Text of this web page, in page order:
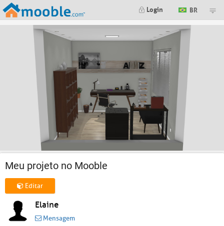
Login BR
Meu projeto no Mooble
Editar
Elaine
Mensagem